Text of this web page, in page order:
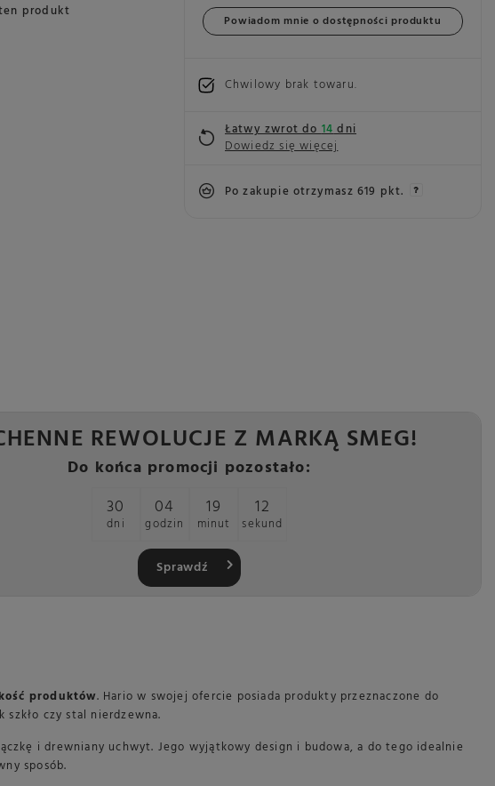
produkt
Powiadom mnie o dostępności produktu
Chwilowy brak towaru
Łatwy zwrot do14dni
Dowiedz się więcej
Po zakupie otrzymasz 619 pkt.
REWOLUCJE Z MARKĄ SMEG!
Do końca promocji pozostało:
30
dni
04
godzin
19
minut
11
sekund
Sprawdź
produktów. Hario w swojej ofercie posiada produkty przeznaczone do
czy stal nierdzewna.
i drewniany uchwyt. Jego wyjątkowy design i budowa, a do tego idealnie
sposób.